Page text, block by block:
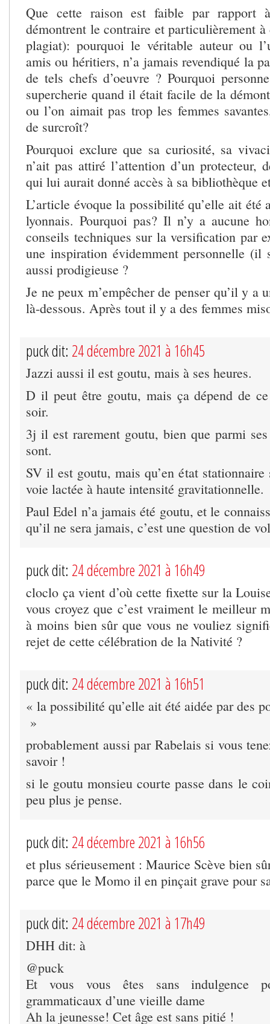
Que cette raison est faible par rapport
démontrent le contraire et particulièrement
plagiat): pourquoi le véritable auteur ou
amis ou héritiers, n’a jamais revendiqué la
de tels chefs d’oeuvre ? Pourquoi
supercherie quand il était facile de la
ou l’on aimait pas trop les femmes
de surcroît?
Pourquoi exclure que sa curiosité, sa
n’ait pas attiré l’attention d’un protecteur,
qui lui aurait donné accès à sa bibliothèque
L’article évoque la possibilité qu’elle ait été
lyonnais. Pourquoi pas? Il n’y a aucune
conseils techniques sur la versification par
une inspiration évidemment personnelle
aussi prodigieuse ?
Je ne peux m’empêcher de penser qu’il y a
là-dessous. Après tout il y a des femmes
puck dit: 24 décembre 2021 à 16h45
Jazzi aussi il est goutu, mais à ses heures.
D il peut être goutu, mais ça dépend de
soir.
3j il est rarement goutu, bien que parmi
sont.
SV il est goutu, mais qu’en état
voie lactée à haute intensité gravitationnelle.
Paul Edel n’a jamais été goutu, et le
qu’il ne sera jamais, c’est une question de
puck dit: 24 décembre 2021 à 16h49
cloclo ça vient d’où cette fixette sur la
vous croyez que c’est vraiment le meilleur
à moins bien sûr que vous ne vouliez
rejet de cette célébration de la Nativité ?
puck dit: 24 décembre 2021 à 16h51
« la possibilité qu’elle ait été aidée par des
»
probablement aussi par Rabelais si vous
savoir !
si le goutu monsieu courte passe dans le
peu plus je pense.
puck dit: 24 décembre 2021 à 16h56
et plus sérieusement : Maurice Scève bien
parce que le Momo il en pinçait grave pour
puck dit: 24 décembre 2021 à 17h49
DHH dit: à
@puck
Et vous vous êtes sans indulgence
grammaticaux d’une vieille dame
Ah la jeunesse! Cet âge est sans pitié !